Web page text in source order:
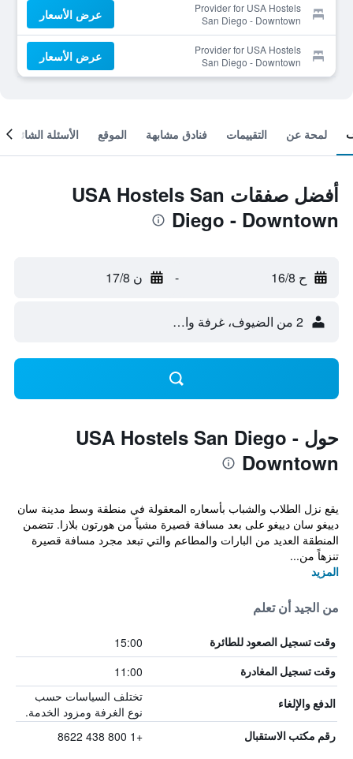
Provider for USA Hostels
San Diego - Downtown
عرض الأسعار
Provider for USA Hostels
San Diego - Downtown
عرض الأسعار
لمحة عن التقييمات فنادق مشابهة الموقع الأسئلة الشائعة
أفضل صفقات USA Hostels San
Diego - Downtown
ح 16/8 - ن 17/8
2 من الضيوف، غرفة واحدة
حول USA Hostels San Diego -
Downtown
يقع نزل الطلاب والشباب بأسعاره المعقولة في منطقة وسط مدينة سان
دييغو سان دييغو على بعد مسافة قصيرة مشياً من هورتون بلازا. تتضمن
المنطقة العديد من البارات والمطاعم والتي تبعد مجرد مسافة قصيرة
تنزهاً من...
المزيد
من الجيد أن تعلم
وقت تسجيل الصعود للطائرة 15:00
وقت تسجيل المغادرة 11:00
الدفع والإلغاء
تختلف السياسات حسب
نوع الغرفة ومزود الخدمة.
رقم مكتب الاستقبال +1 800 438 8622